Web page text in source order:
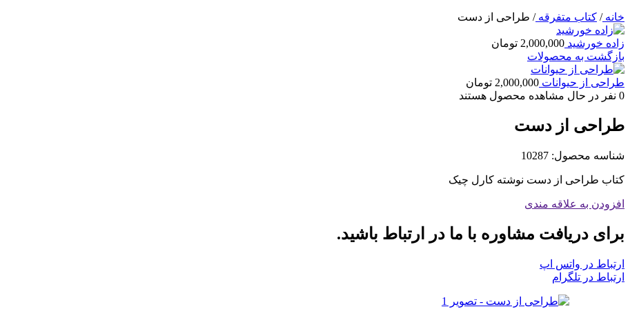
خانه/ کتاب متفرقه/ طراحی از دست
زاده خورشید 2,000,000 تومان
بازگشت به محصولات
طراحی از حیوانات 2,000,000 تومان
0 نفر در حال مشاهده محصول هستند
طراحی از دست
شناسه محصول: 10287
کتاب طراحی از دست نوشته کارل چیک
افزودن به علاقه مندی
برای دریافت مشاوره با ما در ارتباط باشید.
ارتباط در واتس اپ
ارتباط در تلگرام